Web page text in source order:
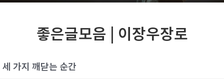
좋은글모음 | 이장우장로
세 가지 깨닫는 순간